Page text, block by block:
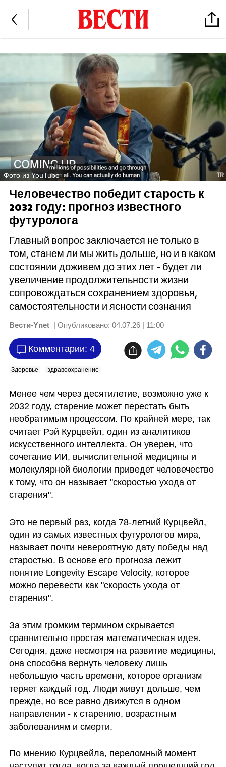
Фото из YouTube
Человечество победит старость к
2032 году: прогноз известного
футуролога
Главный вопрос заключается не только в
том, станем ли мы жить дольше, но и в каком
состоянии доживем до этих лет - будет ли
увеличение продолжительности жизни
сопровождаться сохранением здоровья,
самостоятельности и ясности сознания
Вести-Ynet | Опубликовано: 04.07.26 | 11:00
Комментарии: 4
Здоровье здравоохранение
Менее чем через десятилетие, возможно уже к
2032 году, старение может перестать быть
необратимым процессом. По крайней мере, так
считает Рэй Курцвейл, один из аналитиков
искусственного интеллекта. Он уверен, что
сочетание ИИ, вычислительной медицины и
молекулярной биологии приведет человечество
к тому, что он называет "скоростью ухода от
старения".
Это не первый раз, когда 78-летний Курцвейл,
один из самых известных футурологов мира,
называет почти невероятную дату победы над
старостью. В основе его прогноза лежит
понятие Longevity Escape Velocity, которое
можно перевести как "скорость ухода от
старения".
За этим громким термином скрывается
сравнительно простая математическая идея.
Сегодня, даже несмотря на развитие медицины,
она способна вернуть человеку лишь
небольшую часть времени, которое организм
теряет каждый год. Люди живут дольше, чем
прежде, но все равно движутся в одном
направлении - к старению, возрастным
заболеваниям и смерти.
По мнению Курцвейла, переломный момент